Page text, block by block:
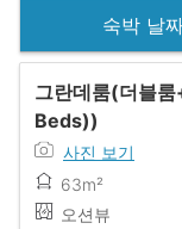
숙박 날
그란데룸(더블
Beds))
사진 보기
63m²
오션뷰